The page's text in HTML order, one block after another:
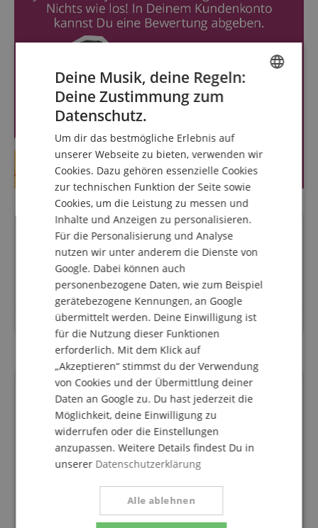
Fragen zum Artikel
Stelle eine Frage
Zu diesem Artikel wurden noch keine Fragen gestellt.
Finanzierung
easyCredit Ratenkauf
Du kannst den Kaufbetrag bequem auf
dein Antrag genehmigt wurde.
2 bis 60 Monate Laufzeit
FRENCH
ITALIAN
SPANISH
Deine Musik, deine Regeln:
Deine Zustimmung zum
Datenschutz.
Um dir das bestmögliche Erlebnis auf
unserer Webseite zu bieten, verwenden wir
Cookies. Dazu gehören essenzielle Cookies
zur technischen Funktion der Seite sowie
Cookies, um die Leistung zu messen und
Inhalte und Anzeigen zu personalisieren.
Für die Personalisierung und Analyse
nutzen wir unter anderem die Dienste von
Google. Dabei können auch
personenbezogene Daten, wie zum Beispiel
gerätebezogene Kennungen, an Google
übermittelt werden. Deine Einwilligung ist
für die Nutzung dieser Funktionen
erforderlich. Mit dem Klick auf
„Akzeptieren“ stimmst du der Verwendung
von Cookies und der Übermittlung deiner
Daten an Google zu. Du hast jederzeit die
Möglichkeit, deine Einwilligung zu
widerrufen oder die Einstellungen
anzupassen. Weitere Details findest Du in
unserer Datenschutzerklärung
Alle ablehnen